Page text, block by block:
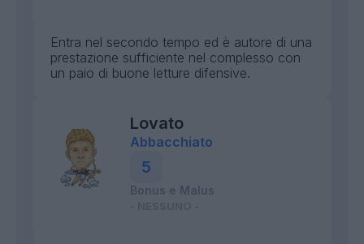
Entra nel secondo tempo ed è autore di una
prestazione sufficiente nel complesso con
un paio di buone letture difensive.
Lovato
Abbacchiato
5
Bonus e Malus